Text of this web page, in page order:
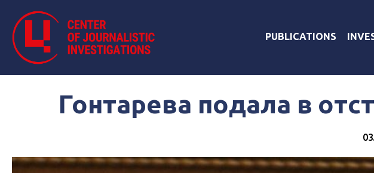
PUBLICATIONS
Гонтарева подала в